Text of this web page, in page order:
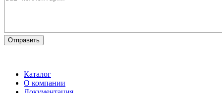
Каталог
О компании